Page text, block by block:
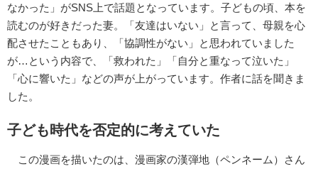
なかった」がSNS上で話題となっています。子どもの頃、本を
読むのが好きだった妻。「友達はいない」と言って、母親を心
配させたこともあり、「協調性がない」と思われていました
が…という内容で、「救われた」「自分と重なって泣いた」
「心に響いた」などの声が上がっています。作者に話を聞きま
した。
子ども時代を否定的に考えていた
この漫画を描いたのは、漫画家の漢弾地（ペンネーム）さん